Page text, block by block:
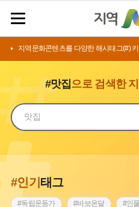
지역문화콘텐츠를 다양한 해시태그(#)
#맛집으로 검색한
#인기태그
#독립운동가 #바보온달 #인